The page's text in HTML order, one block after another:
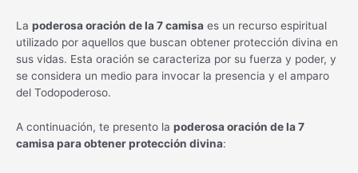
La poderosa oración de la 7 camisa es un recurso espiritual
utilizado por aquellos que buscan obtener protección divina en
sus vidas. Esta oración se caracteriza por su fuerza y poder, y
se considera un medio para invocar la presencia y el amparo
del Todopoderoso.
A continuación, te presento la poderosa oración de la 7
camisa para obtener protección divina: